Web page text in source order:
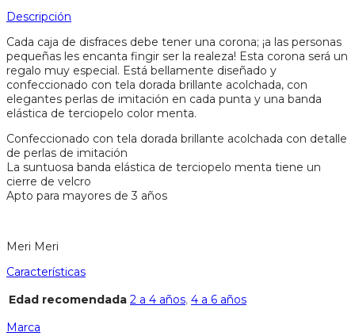
Descripción
Cada caja de disfraces debe tener una corona; ¡a las personas
pequeñas les encanta fingir ser la realeza! Esta corona será un
regalo muy especial. Está bellamente diseñado y
confeccionado con tela dorada brillante acolchada, con
elegantes perlas de imitación en cada punta y una banda
elástica de terciopelo color menta.
Confeccionado con tela dorada brillante acolchada con detalle
de perlas de imitación
La suntuosa banda elástica de terciopelo menta tiene un
cierre de velcro
Apto para mayores de 3 años
Meri Meri
Características
Edad recomendada 2 a 4 años, 4 a 6 años
Marca